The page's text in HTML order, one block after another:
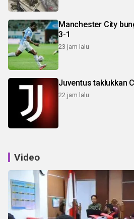
Manchester City
3-1
23 jam lalu
Juventus taklukkan
22 jam lalu
Video